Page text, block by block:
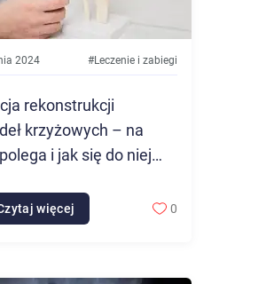
2024 #Leczenie i zabiegi
rekonstrukcji
krzyżowych – na
i jak się do niej
więcej 0